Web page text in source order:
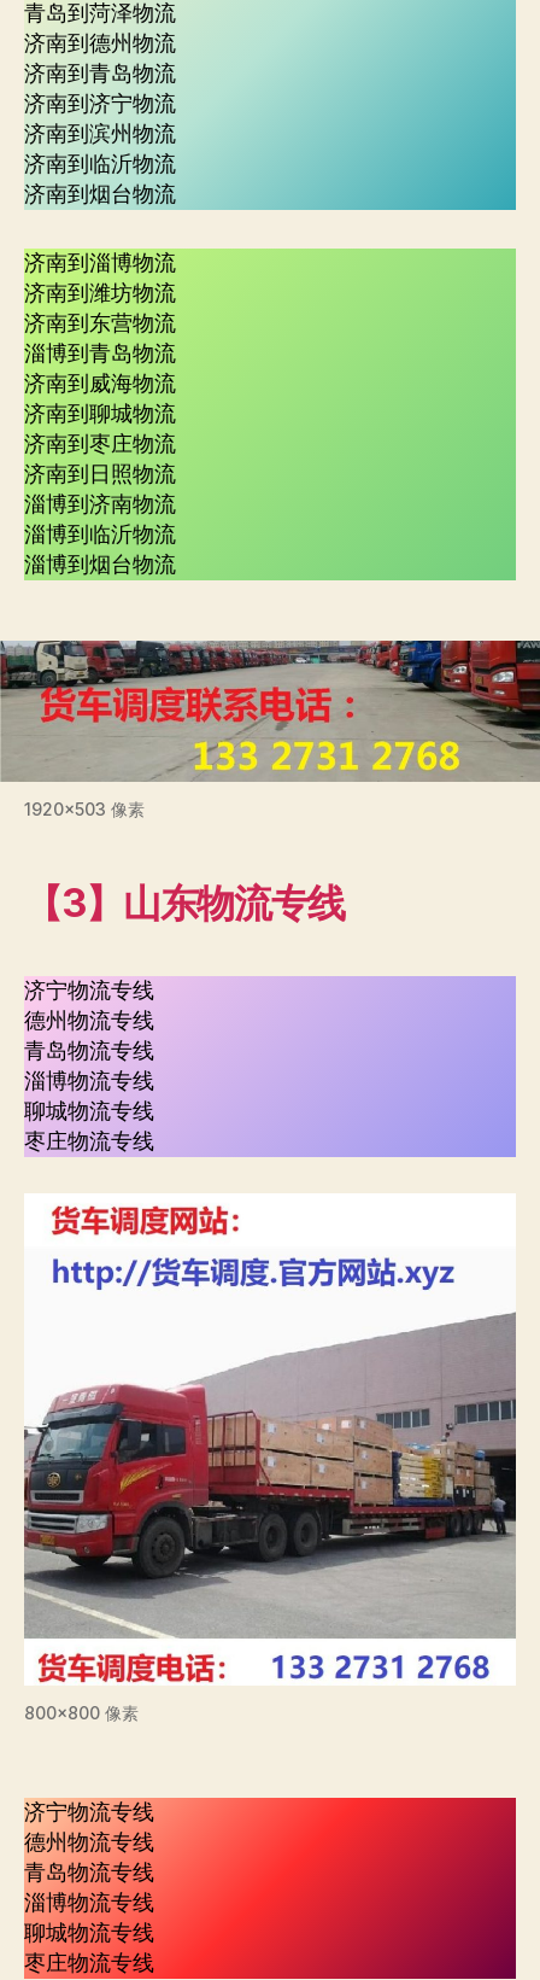
青岛到菏泽物流
济南到德州物流
济南到青岛物流
济南到济宁物流
济南到滨州物流
济南到临沂物流
济南到烟台物流
济南到淄博物流
济南到潍坊物流
济南到东营物流
淄博到青岛物流
济南到威海物流
济南到聊城物流
济南到枣庄物流
济南到日照物流
淄博到济南物流
淄博到临沂物流
淄博到烟台物流
1920×503 像素
【3】山东物流专线
济宁物流专线
德州物流专线
青岛物流专线
淄博物流专线
聊城物流专线
枣庄物流专线
800×800 像素
济宁物流专线
德州物流专线
青岛物流专线
淄博物流专线
聊城物流专线
枣庄物流专线